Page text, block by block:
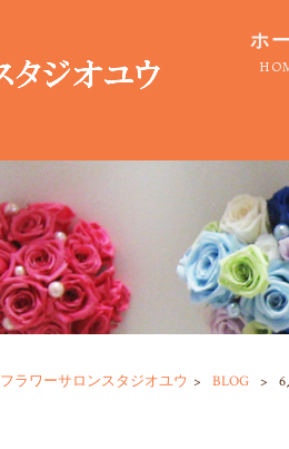
ホ
フラワーサロンスタジオユウ > BLOG >